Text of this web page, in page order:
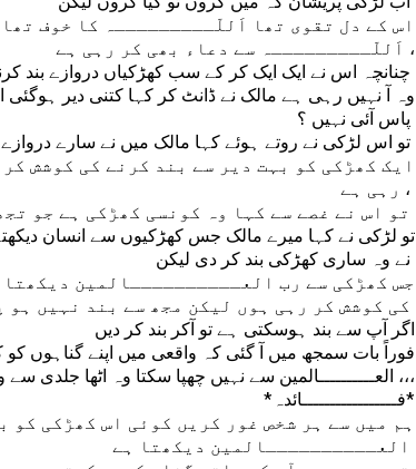
اس کے دل تقوی تھا اَللّـــــــــہ کا خوف
اَللّـــــــــہ سے دعاء بھی کر رہی ہے ،
وہ آ نہیں رہی ہے مالک نے ڈانٹ کر کہا کتنی دیر ہوگئی
تو اس لڑکی نے روتے ہوئے کہا مالک میں نے سارے دروازے بند کردیئے ساری کھڑکیاں بند کر دی مگر
ایک کھڑکی کو بہت دیر سے بند کرنے کی کوشش
رہی ہے ،
تو لڑکی نے کہا میرے مالک جس کھڑکیوں سے انسان
جس کھڑکی سے رب العــــــــــالمین
اگر آپ سے بند ہوسکتی ہے تو آکر بند کر دیں
فوراً بات سمجھ میں آ گئی کہ واقعی میں اپنے گناہوں
العــــــــــالمین سے نہیں چھپا سکتا وہ اٹھا جلدی سے وضو کیا نماز پڑھی اَللّـــــــــہ سے معافی مانگا ،،،
*فـــــــــــــــــائدہ*
ہم میں سے ہر شخص غور کریں کوئی اس کھڑکی کو